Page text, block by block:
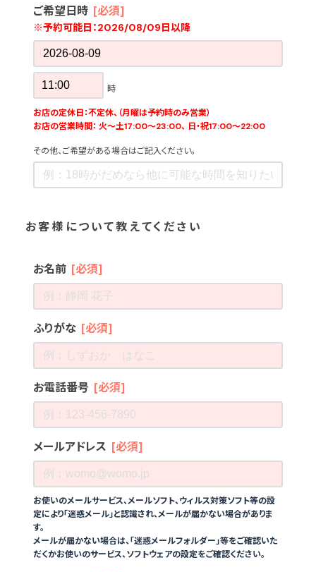
ご希望日時 [必須]
※予約可能日：2026/08/09日以降
時
お店の定休日：不定休、（月曜は予約時のみ営業）
お店の営業時間： 火～土17:00～23:00、 日・祝17:00～22:00
その他、ご希望がある場合はご記入ください。
お客様について教えてください
お名前 [必須]
ふりがな [必須]
お電話番号 [必須]
メールアドレス [必須]
お使いのメールサービス、メールソフト、ウィルス対策ソフト等の設
定により「迷惑メール」と認識され、メールが届かない場合がありま
す。
メールが届かない場合は、「迷惑メールフォルダー」等をご確認いた
だくかお使いのサービス、ソフトウェアの設定をご確認ください。